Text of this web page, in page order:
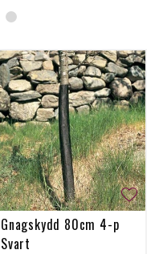
Gnagskydd 80cm 4-p
Svart